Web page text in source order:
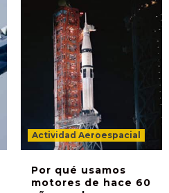
Actividad Aeroespacial
Por qué usamos
motores de hace 60